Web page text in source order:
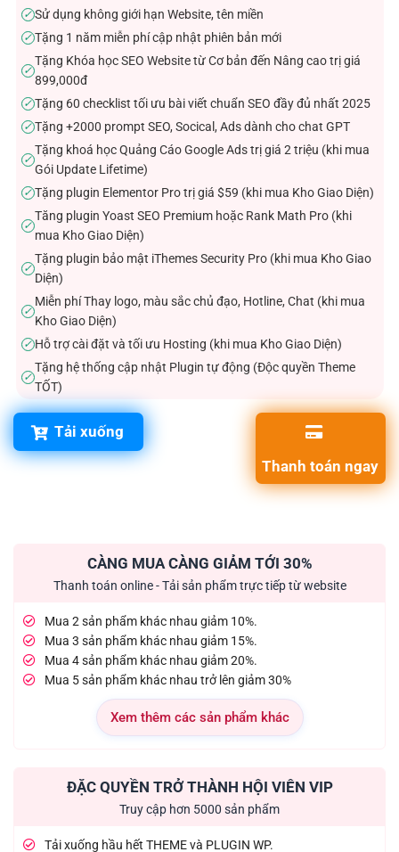
✓Sử dụng không giới hạn Website, tên miền
✓Tặng 1 năm miễn phí cập nhật phiên bản mới
✓
Tặng Khóa học SEO Website từ Cơ bản đến Nâng cao trị giá
899,000đ
✓Tặng 60 checklist tối ưu bài viết chuẩn SEO đầy đủ nhất 2025
✓Tặng +2000 prompt SEO, Socical, Ads dành cho chat GPT
✓
Tặng khoá học Quảng Cáo Google Ads trị giá 2 triệu (khi mua
Gói Update Lifetime)
✓Tặng plugin Elementor Pro trị giá $59 (khi mua Kho Giao Diện)
✓
Tăng plugin Yoast SEO Premium hoặc Rank Math Pro (khi
mua Kho Giao Diện)
✓
Tặng plugin bảo mật iThemes Security Pro (khi mua Kho Giao
Diện)
✓
Miễn phí Thay logo, màu sắc chủ đạo, Hotline, Chat (khi mua
Kho Giao Diện)
✓Hỗ trợ cài đặt và tối ưu Hosting (khi mua Kho Giao Diện)
✓
Tặng hệ thống cập nhật Plugin tự động (Độc quyền Theme
TỐT)
Tải xuống
Thanh toán ngay
CÀNG MUA CÀNG GIẢM TỚI 30%
Thanh toán online - Tải sản phẩm trực tiếp từ website
Mua 2 sản phẩm khác nhau giảm 10%.
Mua 3 sản phẩm khác nhau giảm 15%.
Mua 4 sản phẩm khác nhau giảm 20%.
Mua 5 sản phẩm khác nhau trở lên giảm 30%
Xem thêm các sản phẩm khác
ĐẶC QUYỀN TRỞ THÀNH HỘI VIÊN VIP
Truy cập hơn 5000 sản phẩm
Tải xuống hầu hết THEME và PLUGIN WP.